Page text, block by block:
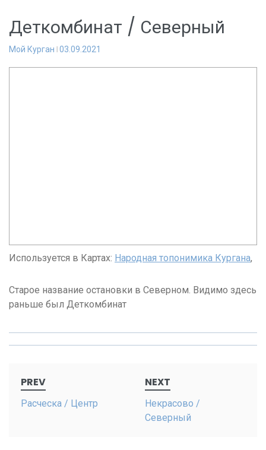
Деткомбинат / Северный
Мой Курган 03.09.2021
Используется в Картах: Народная топонимика Кургана,
Старое название остановки в Северном. Видимо здесь
раньше был Деткомбинат
navigation
PREV
Расческа / Центр
NEXT
Некрасово /
Северный